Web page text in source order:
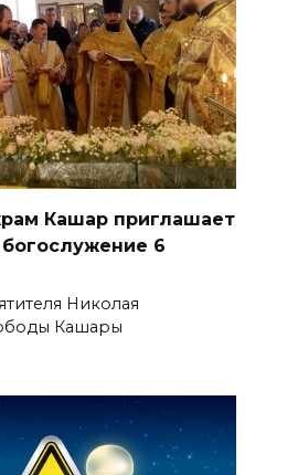
Кашар приглашает
6
Николая
Кашары